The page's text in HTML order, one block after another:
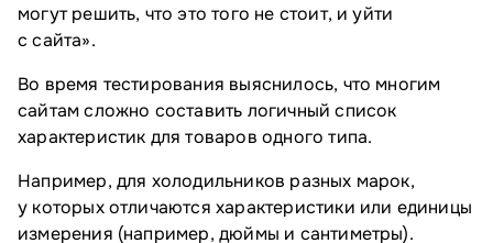
могут решить, что это того не стоит, и уйти
с сайта».
Во время тестирования выяснилось, что многим
сайтам сложно составить логичный список
характеристик для товаров одного типа.
Например, для холодильников разных марок,
у которых отличаются характеристики или единицы
измерения (например, дюймы и сантиметры).